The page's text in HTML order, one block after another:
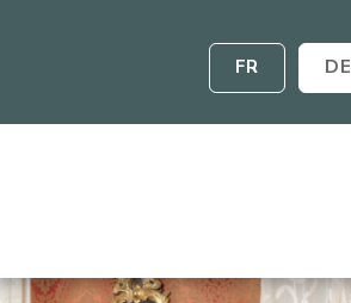
FR DE